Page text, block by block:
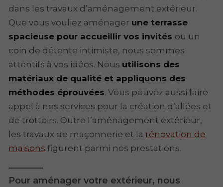
dans les travaux d’aménagement extérieur.
Que vous vouliez aménager une terrasse
spacieuse pour accueillir vos invités ou un
coin de détente intimiste, nous sommes
attentifs à vos idées. Nous utilisons des
matériaux de qualité et appliquons des
méthodes éprouvées. Vous pouvez aussi faire
appel à nos services pour la création d’allées et
de trottoirs. Outre l’aménagement extérieur,
les travaux de maçonnerie et la rénovation de
maisons figurent parmi nos prestations.
Pour aménager votre extérieur, nous